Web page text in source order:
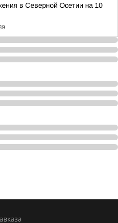
в Северной Осетии на 10